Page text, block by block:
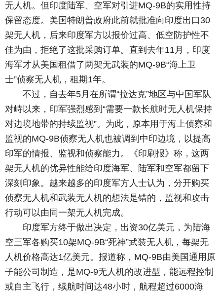
无人机。但印度陆军、空军对引进MQ-9B的实用性持
保留态度。美国特朗普政府此前就批准向印度出口30
架无人机，后来印度军方以报价过高、低空防护性不
佳为由，拒绝了这批采购订单。直到去年11月，印度
海军才从美国租借了两架无武装的MQ-9B“海上卫
士”侦察无人机，租期1年。
不过，自去年5月在所谓“拉达克”地区与中国军队
对峙以来，印军强烈感到“需要一款长航时无人机保持
对边境地带的持续监视”。为此，原本用于海上侦察和
监视的MQ-9B侦察无人机也被调到中印边境，以提高
印军的情报、监视和侦察能力。《印刷报》称，这两
架无人机的优异性能给印度海军、陆军和空军都留下
深刻印象。越来越多的印度军方人士认为，分开购买
侦察无人机和武装无人机的想法是错的，监视和攻击
行动可以由同一架无人机完成。
印度军方终于做出决定，出资30亿美元，为陆海
空三军各购买10架MQ-9B“死神”武装无人机，每架无
人机价格高达1亿美元。报道称，MQ-9B由美国通用原
子能公司制造，是MQ-9无人机的改进型，能远程控制
或自主飞行，续航时间达48小时，航程超过6000海